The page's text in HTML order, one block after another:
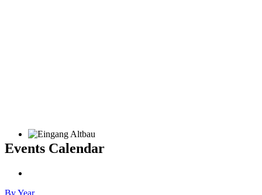
Events Calendar
By Year